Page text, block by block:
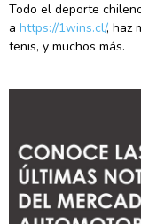
Todo el deporte
a https://1wins.cl/, haz
tenis, y muchos más.